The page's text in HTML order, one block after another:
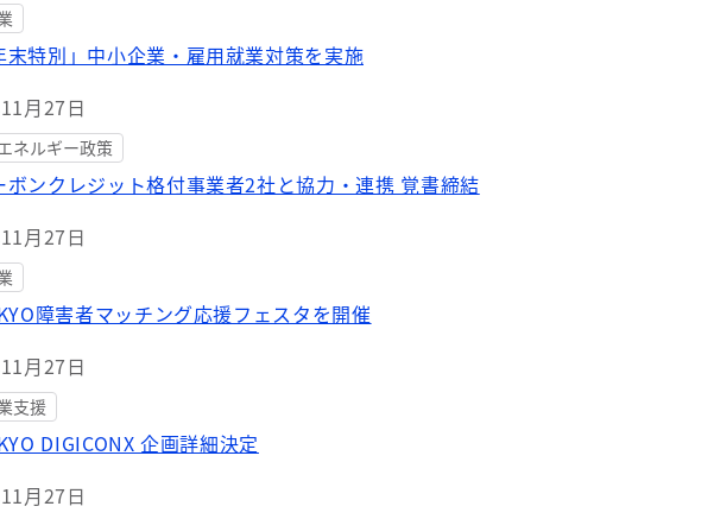
末特別」中小企業・雇用就業対策を実施
月27日
ネルギー政策
ボンクレジット格付事業者2社と協力・連携 覚書締結
月27日
障害者マッチング応援フェスタを開催
月27日
支援
DIGICONX 企画詳細決定
月27日